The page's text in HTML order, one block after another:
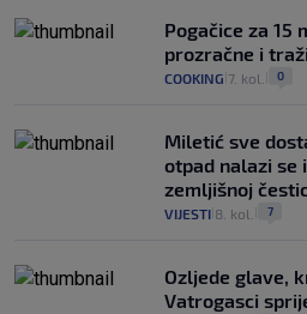
Pogačice za 15
prozračne i
COOKING 7. kol. 0
Miletić sve
otpad nalazi se
zemljišnoj
VIJESTI 8. kol. 7
Ozljede glave,
Vatrogasci